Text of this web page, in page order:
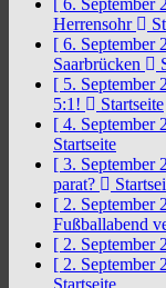
[ 6. September
Herrensohr
[ 6. September
Saarbrücken
[ 5. September
5:1!
Startseite
[ 4. September
Startseite
[ 3. September
parat?
[ 2. September
Fußballabend
[ 2. September
[ 2. September
Startseite